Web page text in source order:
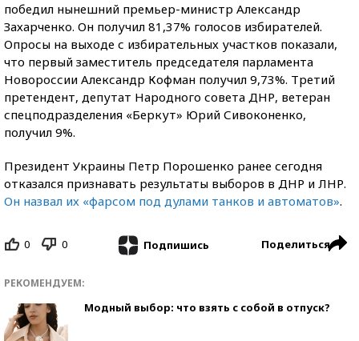
победил нынешний премьер-министр Александр
Захарченко. Он получил 81,37% голосов избирателей.
Опросы на выходе с избирательных участков показали,
что первый заместитель председателя парламента
Новороссии Александр Кофман получил 9,73%. Третий
претендент, депутат Народного совета ДНР, ветеран
спецподразделения «Беркут» Юрий Сивоконенко,
получил 9%.
Президент Украины Петр Порошенко ранее сегодня
отказался признавать результаты выборов в ДНР и ЛНР.
Он назвал их «фарсом под дулами танков и автоматов».
0 0 Подпишись Поделиться
РЕКОМЕНДУЕМ:
Модный выбор: что взять с собой в отпуск?